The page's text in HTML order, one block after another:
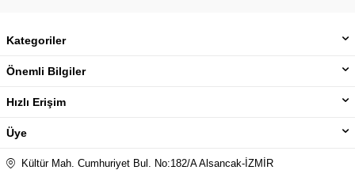
Kategoriler
Önemli Bilgiler
Hızlı Erişim
Üye
Kültür Mah. Cumhuriyet Bul. No:182/A Alsancak-İZMİR